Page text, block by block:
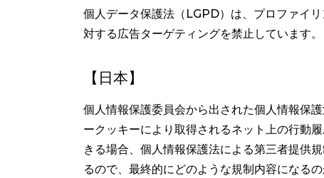
個人データ保護法（LGPD）は、プロファイ
対する広告ターゲティングを禁止しています。
【日本】
個人情報保護委員会から出された個人情報保
ークッキーにより取得されるネット上の行動
きる場合、個人情報保護法による第三者提供
るので、最終的にどのような規制内容になる